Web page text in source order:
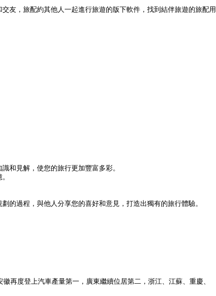
友，旅配約其他人一起進行旅遊的版下軟件，找到結伴旅遊的旅配用
和見解，使您的旅行更加豐富多彩。
的過程，與他人分享您的喜好和意見，打造出獨有的旅行體驗。
度登上汽車產量第一，廣東繼續位居第二，浙江、江蘇、重慶、